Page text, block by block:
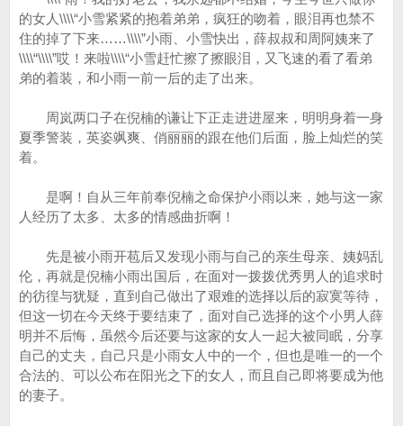
的女人\\\\“小雪紧紧的抱着弟弟，疯狂的吻着，眼泪再也禁不
住的掉了下来……\\\\”小雨、小雪快出，薛叔叔和周阿姨来了
\\\\“\\\\”哎！来啦\\\\“小雪赶忙擦了擦眼泪，又飞速的看了看弟
弟的着装，和小雨一前一后的走了出来。
周岚两口子在倪楠的谦让下正走进进屋来，明明身着一身
夏季警装，英姿飒爽、俏丽丽的跟在他们后面，脸上灿烂的笑
着。
是啊！自从三年前奉倪楠之命保护小雨以来，她与这一家
人经历了太多、太多的情感曲折啊！
先是被小雨开苞后又发现小雨与自己的亲生母亲、姨妈乱
伦，再就是倪楠小雨出国后，在面对一拨拨优秀男人的追求时
的彷徨与犹疑，直到自己做出了艰难的选择以后的寂寞等待，
但这一切在今天终于要结束了，面对自己选择的这个小男人薛
明并不后悔，虽然今后还要与这家的女人一起大被同眠，分享
自己的丈夫，自己只是小雨女人中的一个，但也是唯一的一个
合法的、可以公布在阳光之下的女人，而且自己即将要成为他
的妻子。